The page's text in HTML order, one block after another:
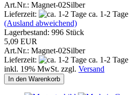
Art.Nr.: Magnet-02Silber
Lieferzeit:
ca. 1-2 Tage
(Ausland abweichend)
Lagerbestand: 996 Stück
5,09 EUR
Art.Nr.: Magnet-02Silber
Lieferzeit:
ca. 1-2 Tage
inkl. 19% MwSt. zzgl. Versand
In den Warenkorb